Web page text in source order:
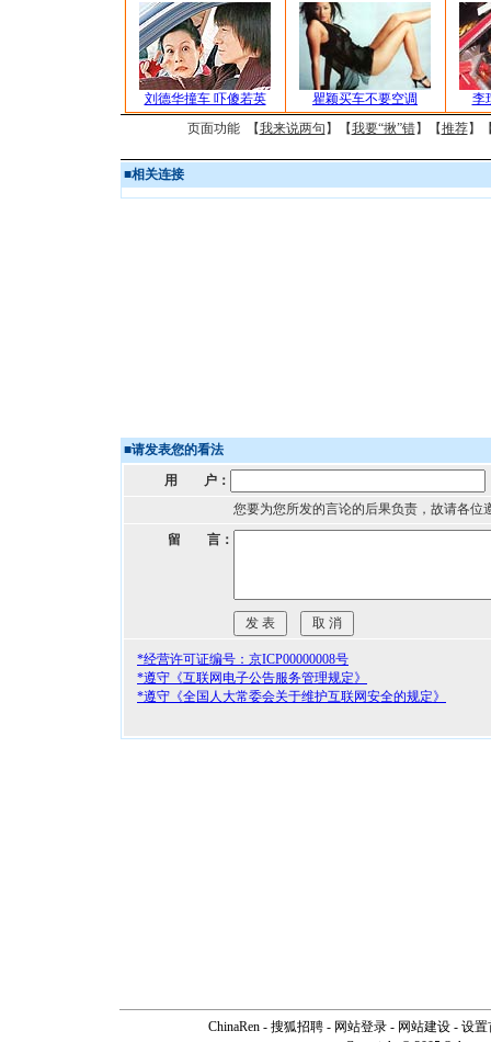
刘德华撞车 吓傻若英 瞿颖买车不要空调
李
页面功能 【我来说两句 】【我要“揪”错】【推荐】
■相关连接
■请发表您的看法
用 户：
您要为您所发的言论的后果负责，故请各位
留 言：
*经营许可证编号：京ICP00000008号
*遵守《互联网电子公告服务管理规定》
*遵守《全国人大常委会关于维护互联网安全的规定》
ChinaRen - 搜狐招聘 - 网站登录 - 网站建设 - 设置